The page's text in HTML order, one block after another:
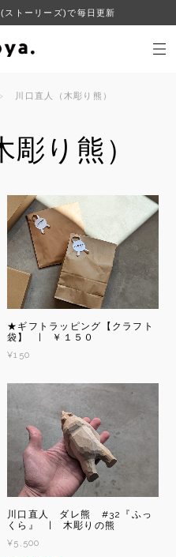
トーリーズ)で毎日更新
川口直人（木彫り熊）
彫り熊）
★ギフトラッピング【クラフト
袋】 | ￥１５０
¥150
川口直人 ダレ熊 #32『ふっ
くら』 | 木彫りの熊
¥5,500